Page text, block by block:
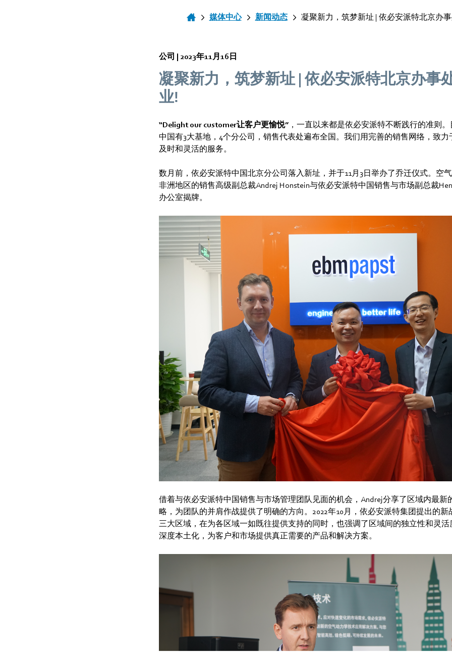
媒体中心 新闻动态 凝聚新力，筑梦新址 | 依必安派特北京办
公司 | 2023年11月16日
凝聚新力，筑梦新址 | 依必安派特北京办事
业!
“Delight our customer让客户更愉悦” ，一直以来都是依必安派特不断践行的准则
中国有3大基地，4个分公司，销售代表处遍布全国。我们用完善的销售网络，致力
及时和灵活的服务。
数月前，依必安派特中国北京分公司落入新址，并于11月3日举办了乔迁仪式。空
非洲地区的销售高级副总裁Andrej Honstein与依必安派特中国销售与市场副总裁
办公室揭牌。
借着与依必安派特中国销售与市场管理团队见面的机会，Andrej分享了区域内最新
略，为团队的并肩作战提供了明确的方向。2022年10月，依必安派特集团提出的
三大区域，在为各区域一如既往提供支持的同时，也强调了区域间的独立性和灵
深度本土化，为客户和市场提供真正需要的产品和解决方案。